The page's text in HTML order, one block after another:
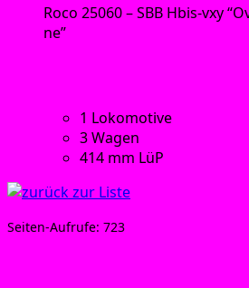
Roco 25060 – SBB Hbis-vxy
ne”
1 Loko­mo­ti­ve
3 Wagen
414 mm LüP
Sei­ten-Auf­ru­fe: 723